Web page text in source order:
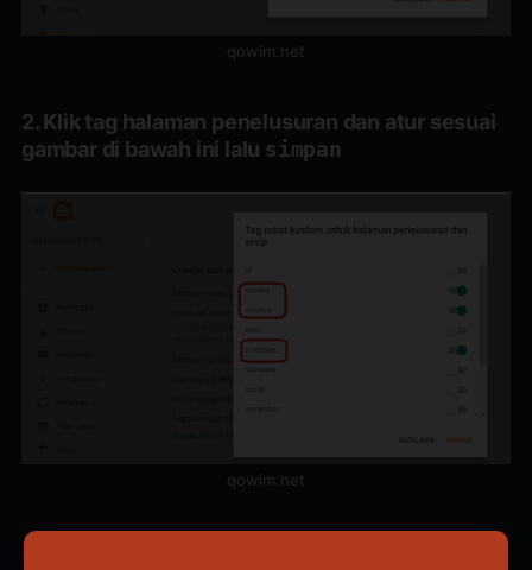
qowim.net
2. Klik tag halaman penelusuran dan atur sesuai
gambar di bawah ini lalu simpan
qowim.net
3. Klik tag postingan dan halaman lalu atur